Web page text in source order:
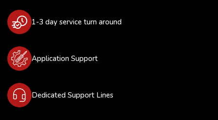
1-3 day service turn around
Application Support
Dedicated Support Lines